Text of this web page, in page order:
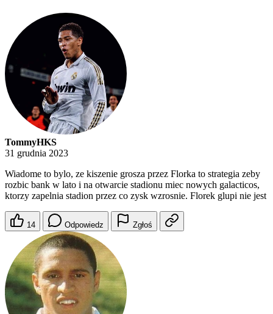
TommyHKS
31 grudnia 2023
Wiadome to bylo, ze kiszenie grosza przez Florka to strategia zeby
rozbic bank w lato i na otwarcie stadionu miec nowych galacticos,
ktorzy zapelnia stadion przez co zysk wzrosnie. Florek glupi nie jest
14 Odpowiedz Zgłoś